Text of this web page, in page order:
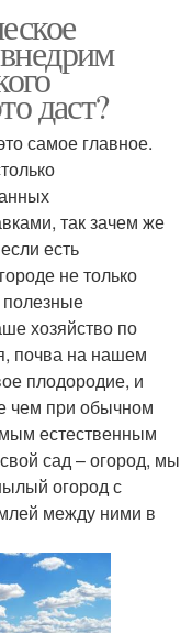
даст?
самое главное.
так зачем же
есть
не только
хозяйство по
почва на нашем
плодородие, и
чем при обычном
естественным
сад – огород, мы
огород с
между ними в